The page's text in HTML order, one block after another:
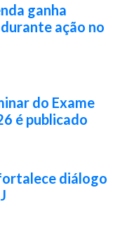
ganha
ação no
do Exame
é publicado
diálogo